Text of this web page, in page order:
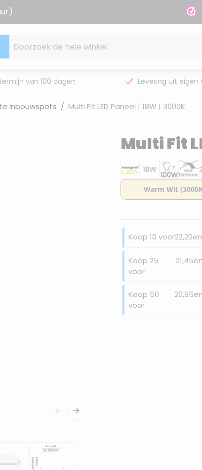
van 100 dagen Levering uit eigen
Inbouwspots / Multi Fit LED Paneel | 18W | 3000K
Multi Fit
Koop 10 voor22,20en
Koop 25
voor
21,45en
Koop 50
voor
20,95en